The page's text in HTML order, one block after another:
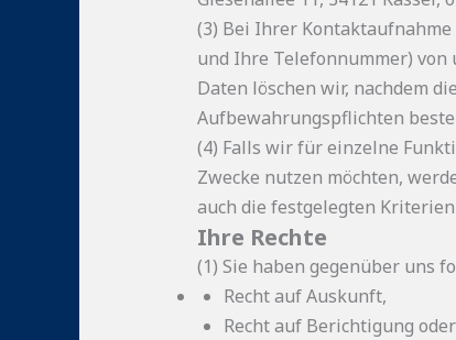
(3) Bei Ihrer
und Ihre Telefonnummer) von
Daten löschen wir, nachdem
Aufbewahrungspflichten
(4) Falls wir für einzelne
Zwecke nutzen möchten,
auch die festgelegten
Ihre Rechte
(1) Sie haben gegenüber uns
Recht auf Auskunft,
Recht auf Berichtigung